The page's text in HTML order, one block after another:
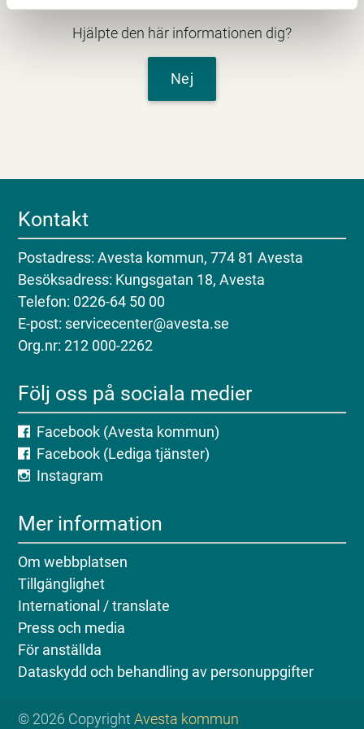
Hjälpte den här informationen dig?
Nej
Kontakt
Postadress: Avesta kommun, 774 81 Avesta
Besöksadress: Kungsgatan 18, Avesta
Telefon: 0226-64 50 00
E-post: servicecenter@avesta.se
Org.nr: 212 000-2262
Följ oss på sociala medier
Facebook (Avesta kommun)
Facebook (Lediga tjänster)
Instagram
Mer information
Om webbplatsen
Tillgänglighet
International / translate
Press och media
För anställda
Dataskydd och behandling av personuppgifter
© 2026 CopyrightAvesta kommun